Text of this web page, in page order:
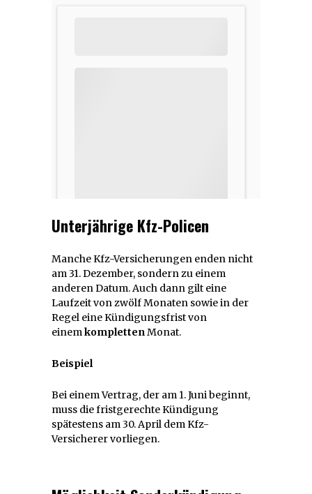
Unterjährige Kfz-Policen
Manche Kfz-Versicherungen enden nicht
am 31. Dezember, sondern zu einem
anderen Datum. Auch dann gilt eine
Laufzeit von zwölf Monaten sowie in der
Regel eine Kündigungsfrist von
einemkomplettenMonat.
Beispiel
Bei einem Vertrag, der am 1. Juni beginnt,
muss die fristgerechte Kündigung
spätestens am 30. April dem Kfz-
Versicherer vorliegen.